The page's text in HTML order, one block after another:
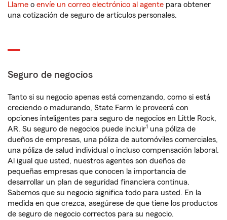
Llame o envíe un correo electrónico al agente para obtener
una cotización de seguro de artículos personales.
Seguro de negocios
Tanto si su negocio apenas está comenzando, como si está
creciendo o madurando, State Farm le proveerá con
opciones inteligentes para seguro de negocios en Little Rock,
AR. Su seguro de negocios puede incluir1 una póliza de
dueños de empresas, una póliza de automóviles comerciales,
una póliza de salud individual o incluso compensación laboral.
Al igual que usted, nuestros agentes son dueños de
pequeñas empresas que conocen la importancia de
desarrollar un plan de seguridad financiera continua.
Sabemos que su negocio significa todo para usted. En la
medida en que crezca, asegúrese de que tiene los productos
de seguro de negocio correctos para su negocio.